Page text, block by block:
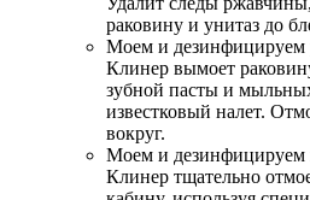
раковину и унитаз до
Моем и дезинфицируем
Клинер вымоет
зубной пасты и
известковый налет.
вокруг.
Моем и
Клинер тщательно